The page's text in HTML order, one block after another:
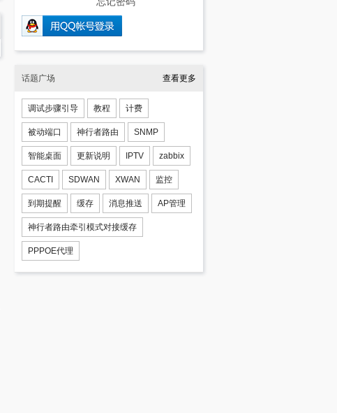
话题广场 查看更多
调试步骤引导 教程 计费
被动端口 神行者路由 SNMP
智能桌面 更新说明 IPTV zabbix
CACTI SDWAN XWAN 监控
到期提醒 缓存 消息推送 AP管理
神行者路由牵引模式对接缓存
PPPOE代理